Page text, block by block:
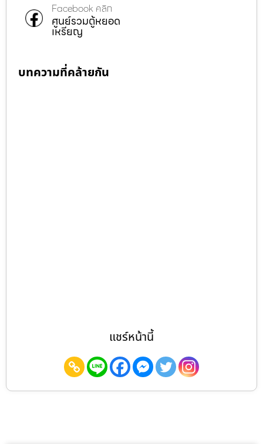
Facebook คลิก
ศูนย์รวมตู้หยอด
เหรียญ
บทความที่คล้ายกัน
แชร์หน้านี้